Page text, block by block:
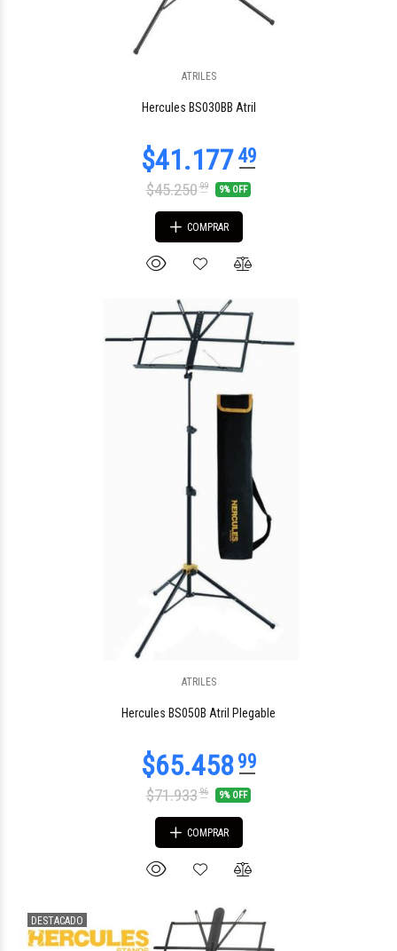
ATRILES
Hercules BS030BB Atril
$45.25099 9% OFF
COMPRAR
ATRILES
Hercules BS050B Atril Plegable
$71.93396 9% OFF
COMPRAR
DESTACADO